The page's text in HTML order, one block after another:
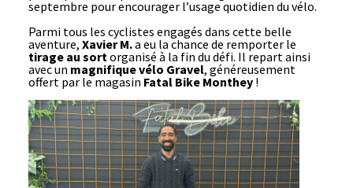
septembre pour encourager l’usage quotidien du vélo.
Parmi tous les cyclistes engagés dans cette belle
aventure, Xavier M.a eu la chance de remporter le
tirage au sort organisé à la fin du défi. Il repart ainsi
avec un magnifique vélo Gravel, généreusement
offert par le magasin Fatal Bike Monthey!